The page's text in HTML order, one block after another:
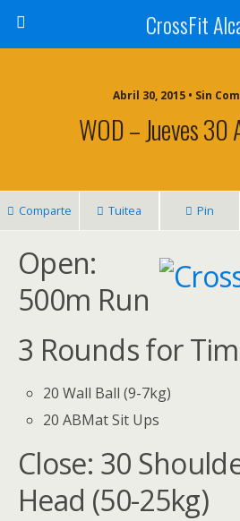
CrossFit
Abril 30, 2015 • Sin
WOD – Jueves
Comparte Tuitea Pin
Open:
500m Run
3 Rounds for
20 Wall Ball (9-7kg)
20 ABMat Sit Ups
Close: 30
Head (50-25kg)